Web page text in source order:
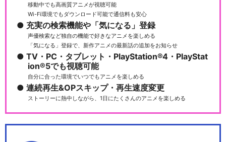
移動中でも高画質アニメが視聴可能
Wi-Fi環境でもダウンロード可能で通信料も安心
充実の検索機能や「気になる」登録
声優検索など独自の機能で好きなアニメを楽しめる
「気になる」登録で、新作アニメの最新話の追加をお知らせ
TV・PC・タブレット・PlayStation®4・PlayStat
ion®5でも視聴可能
自分に合った環境でいつでもアニメを楽しめる
連続再生&OPスキップ・再生速度変更
ストーリーに熱中しながら、1日にたくさんのアニメを楽しめる